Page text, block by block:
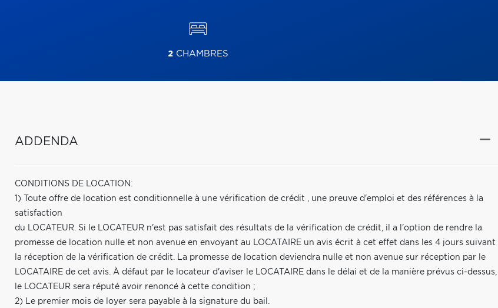
2CHAMBRES
ADDENDA
CONDITIONS DE LOCATION:
1) Toute offre de location est conditionnelle à une vérification de crédit , une preuve d'emploi et des références à la
satisfaction
du LOCATEUR. Si le LOCATEUR n'est pas satisfait des résultats de la vérification de crédit, il a l'option de rendre la
promesse de location nulle et non avenue en envoyant au LOCATAIRE un avis écrit à cet effet dans les 4 jours suivant
la réception de la vérification de crédit. La promesse de location deviendra nulle et non avenue sur réception par le
LOCATAIRE de cet avis. À défaut par le locateur d'aviser le LOCATAIRE dans le délai et de la manière prévus ci-dessus,
le LOCATEUR sera réputé avoir renoncé à cette condition ;
2) Le premier mois de loyer sera payable à la signature du bail.